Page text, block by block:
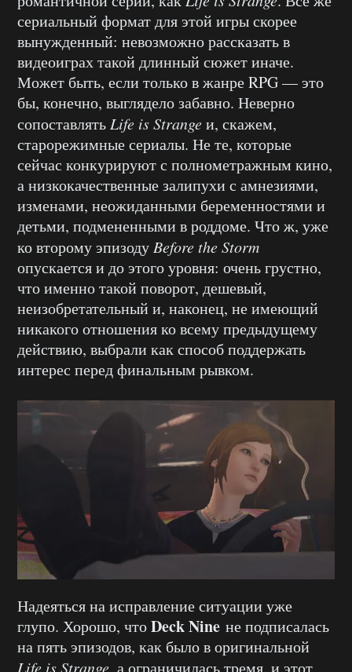
сериальный формат для этой игры скорее
вынужденный: невозможно рассказать в
видеоиграх такой длинный сюжет иначе.
Может быть, если только в жанре RPG — это
бы, конечно, выглядело забавно. Неверно
сопоставлятьLife is Strangeи, скажем,
старорежимные сериалы. Не те, которые
сейчас конкурируют с полнометражным кино,
а низкокачественные залипухи с амнезиями,
изменами, неожиданными беременностями и
детьми, подмененными в роддоме. Что ж, уже
ко второму эпизодуBefore the Storm
опускается и до этого уровня: очень грустно,
что именно такой поворот, дешевый,
неизобретательный и, наконец, не имеющий
никакого отношения ко всему предыдущему
действию, выбрали как способ поддержать
интерес перед финальным рывком.
Надеяться на исправление ситуации уже
глупо. Хорошо, чтоDeck Nine не подписалась
на пять эпизодов, как было в оригинальной
Life is Strange , а ограничилась тремя, и этот